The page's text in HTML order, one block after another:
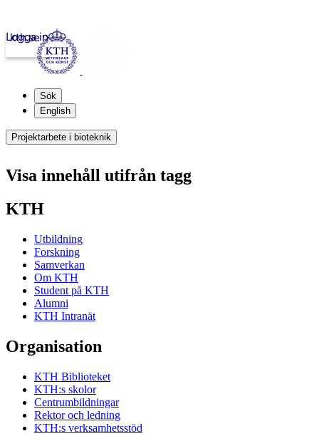
kth.se
Logga in
Sök
English
Projektarbete i bioteknik
Visa innehåll utifrån tagg
KTH
Utbildning
Forskning
Samverkan
Om KTH
Student på KTH
Alumni
KTH Intranät
Organisation
KTH Biblioteket
KTH:s skolor
Centrumbildningar
Rektor och ledning
KTH:s verksamhetsstöd